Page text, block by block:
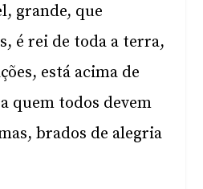
grande, que
é rei de toda a terra,
está acima de
quem todos devem
brados de alegria